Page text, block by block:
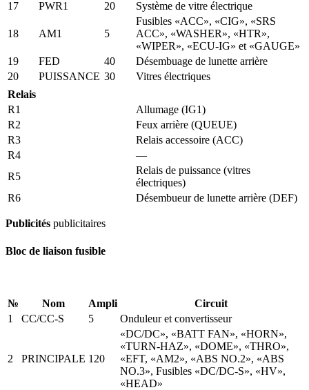
17
PWR1 20 Système de vitre électrique
18 AM1 5
Fusibles «ACC», «CIG», «SRS
ACC», «WASHER», «HTR»,
«WIPER», «ECU-IG» et «GAUGE»
19
FED 40
Désembuage de lunette arrière
20
PUISSANCE 30
Vitres électriques
Relais
R1
Allumage (IG1)
R2
Feux arrière (QUEUE)
R3
Relais accessoire (ACC)
R4
—
R5
Relais de puissance (vitres
électriques)
R6
Désembueur de lunette arrière (DEF)
Publicités publicitaires
Bloc de liaison fusible
№ Nom Ampli
Circuit
1
CC/CC-S 5 Onduleur et convertisseur
2 PRINCIPALE 120
«DC/DC», «BATT FAN», «HORN»,
«TURN-HAZ», «DOME», «THRO»,
«EFT, «AM2», «ABS NO.2», «ABS
NO.3», Fusibles «DC/DC-S», «HV»,
«HEAD»